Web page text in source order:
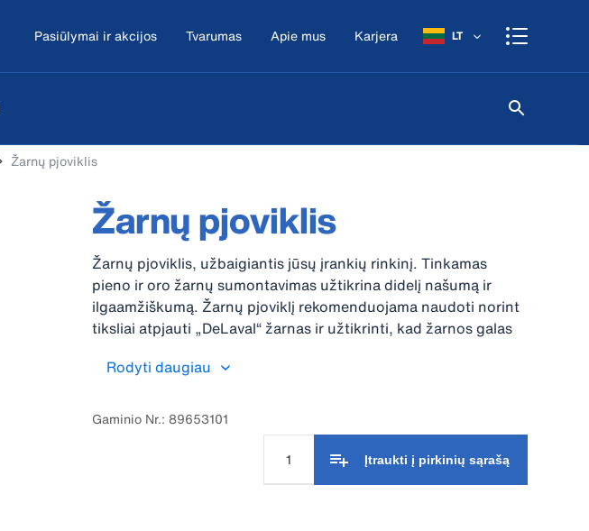
Pasiūlymai ir akcijos Tvarumas Apie mus Karjera LT
Žarnų pjoviklis
Žarnų pjoviklis
Žarnų pjoviklis, užbaigiantis jūsų įrankių rinkinį. Tinkamas
pieno ir oro žarnų sumontavimas užtikrina didelį našumą ir
ilgaamžiškumą. Žarnų pjoviklį rekomenduojama naudoti norint
tiksliai atpjauti „DeLaval“ žarnas ir užtikrinti, kad žarnos galas
Rodyti daugiau
Gaminio Nr.: 89653101
Įtraukti į pirkinių sąrašą